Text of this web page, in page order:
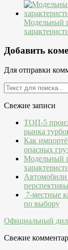
Модельный
Добавить
Для отправки
Свежие записи
ТОП-5
рынка
Как
опасных
Модельный
Автомобили
7-местные
по выбору
Официальный
Свежие